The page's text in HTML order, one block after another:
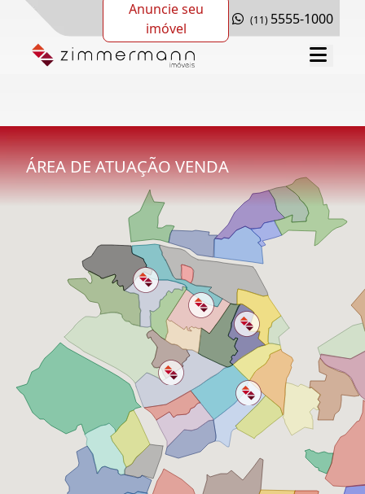
Anuncie seu
imóvel
(11) 5555-1000
ÁREA DE ATUAÇÃO VENDA